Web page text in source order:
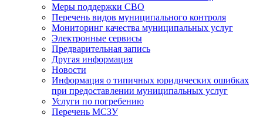
Меры поддержки СВО
Перечень видов муниципального контроля
Мониторинг качества муниципальных услуг
Электронные сервисы
Предварительная запись
Другая информация
Новости
Информация о типичных юридических ошибках
при предоставлении муниципальных услуг
Услуги по погребению
Перечень МСЗУ